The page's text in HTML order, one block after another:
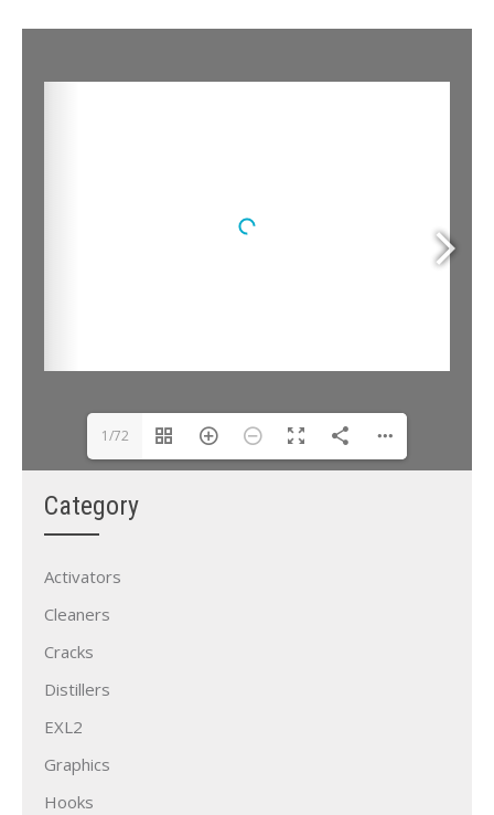
1/72
Category
Activators
Cleaners
Cracks
Distillers
EXL2
Graphics
Hooks